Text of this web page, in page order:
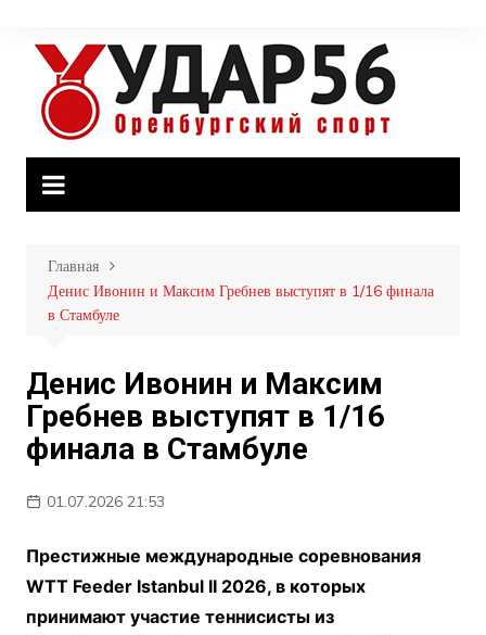
содержимому
Главная
Денис Ивонин и Максим Гребнев выступят в 1/16 финала
в Стамбуле
Денис Ивонин и Максим
Гребнев выступят в 1/16
финала в Стамбуле
01.07.2026 21:53
Престижные международные соревнования
WTT Feeder Istanbul II 2026, в которых
принимают участие теннисисты из